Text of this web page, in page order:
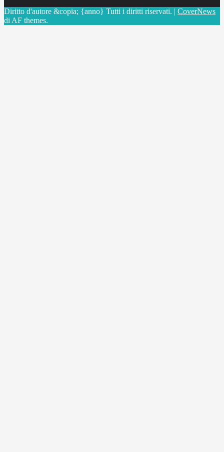
Diritto d'autore &copia; {anno} Tutti i diritti riservati. | CoverNews
di AF themes.